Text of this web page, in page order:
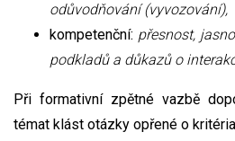
odůvodňování (vyvozování),
kompetenční: přesnost,
podkladů a důkazů o
Při formativní zpětné vazbě
témat klást otázky opřené o